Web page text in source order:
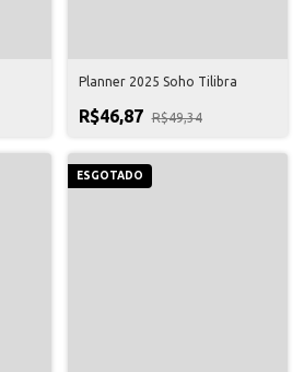
Planner 2025 Soho Tilibra
R$46,87 R$49,34
ESGOTADO